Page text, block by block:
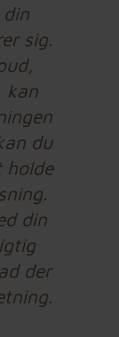
sig.
kan
du
holde
din
der